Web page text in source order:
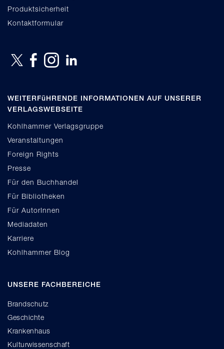
Produktsicherheit
Kontaktformular
WEITERFüHRENDE INFORMATIONEN AUF UNSERER
VERLAGSWEBSEITE
Kohlhammer Verlagsgruppe
Veranstaltungen
Foreign Rights
Presse
Für den Buchhandel
Für Bibliotheken
Für AutorInnen
Mediadaten
Karriere
Kohlhammer Blog
UNSERE FACHBEREICHE
Brandschutz
Geschichte
Krankenhaus
Kulturwissenschaft